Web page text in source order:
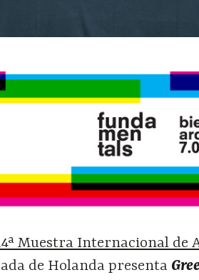
Muestra Internacional de
de Holanda presenta